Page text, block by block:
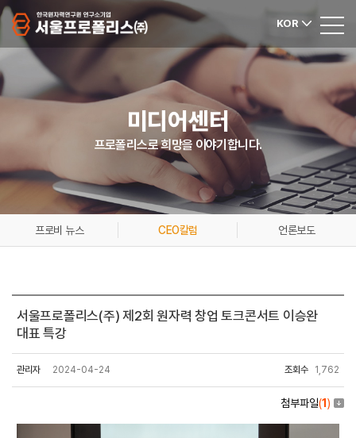
KOR
미디어센터
프로폴리스로 희망을 이야기합니다.
프로비 뉴스 CEO칼럼 언론보도
서울프로폴리스(주) 제2회 원자력 창업 토크콘서트 이승완
대표 특강
관리자 2024-04-24 조회수 1,762
첨부파일(1 )